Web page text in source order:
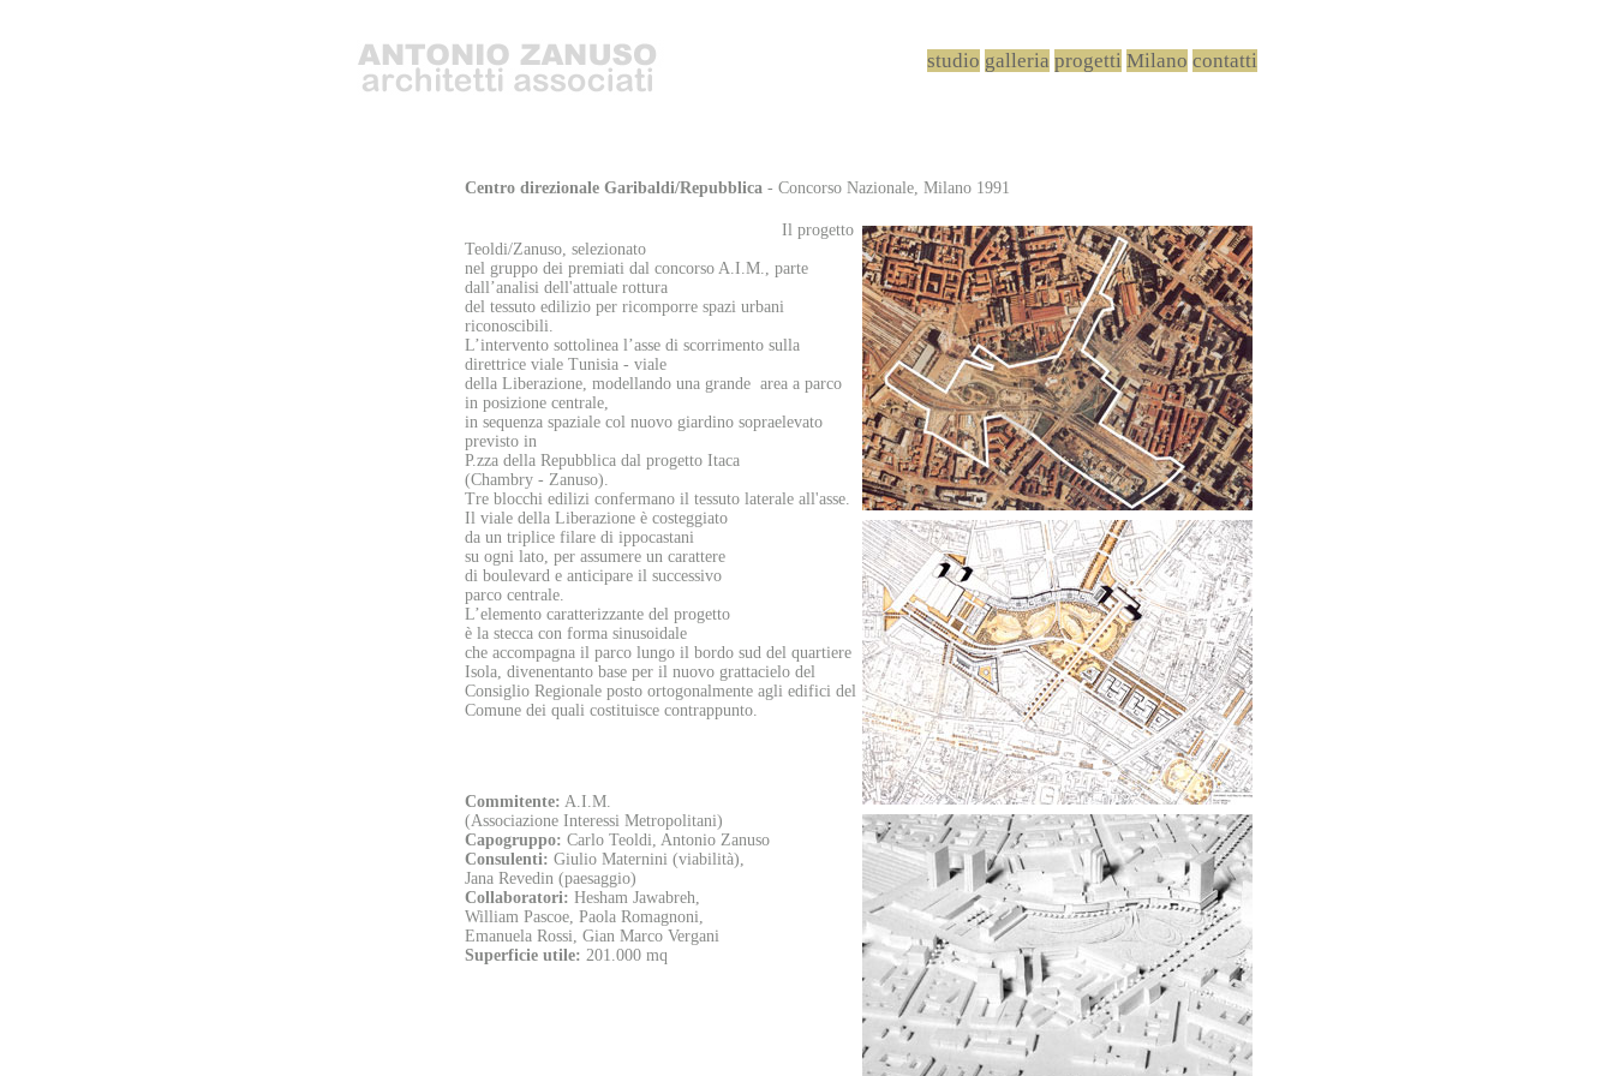
studio galleria progetti Milano contatti
Centro direzionale Garibaldi/Repubblica - Concorso Nazionale, Milano 1991
Il progetto
Teoldi/Zanuso, selezionato
nel gruppo dei premiati dal concorso A.I.M., parte
dall’analisi dell'attuale rottura
del tessuto edilizio per ricomporre spazi urbani
riconoscibili.
L’intervento sottolinea l’asse di scorrimento sulla
direttrice viale Tunisia - viale
della Liberazione, modellando una grande area a parco
in posizione centrale,
in sequenza spaziale col nuovo giardino sopraelevato
previsto in
P.zza della Repubblica dal progetto Itaca
(Chambry - Zanuso).
Tre blocchi edilizi confermano il tessuto laterale all'asse.
Il viale della Liberazione è costeggiato
da un triplice filare di ippocastani
su ogni lato, per assumere un carattere
di boulevard e anticipare il successivo
parco centrale.
L’elemento caratterizzante del progetto
è la stecca con forma sinusoidale
che accompagna il parco lungo il bordo sud del quartiere
Isola, divenentanto base per il nuovo grattacielo del
Consiglio Regionale posto ortogonalmente agli edifici del
Comune dei quali costituisce contrappunto.
Commitente: A.I.M.
(Associazione Interessi Metropolitani)
Capogruppo: Carlo Teoldi, Antonio Zanuso
Consulenti: Giulio Maternini (viabilità),
Jana Revedin (paesaggio)
Collaboratori: Hesham Jawabreh,
William Pascoe, Paola Romagnoni,
Emanuela Rossi, Gian Marco Vergani
Superficie utile: 201.000 mq